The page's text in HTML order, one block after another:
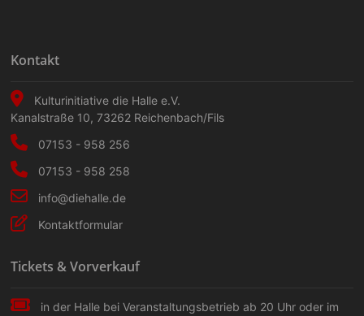
Kontakt
Kulturinitiative die Halle e.V.
Kanalstraße 10,73262 Reichenbach/Fils
07153 - 958 256
07153 - 958 258
info@diehalle.de
Kontaktformular
Tickets & Vorverkauf
in der Halle bei Veranstaltungs­betrieb ab 20 Uhr oder im